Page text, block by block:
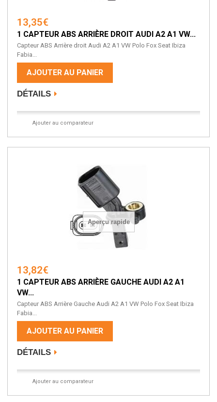
13,35€
1 CAPTEUR ABS ARRIÈRE DROIT AUDI A2 A1 VW...
Capteur ABS Arrière droit Audi A2 A1 VW Polo Fox Seat Ibiza
Fabia...
AJOUTER AU PANIER
DÉTAILS
Ajouter au comparateur
Aperçu rapide
13,82€
1 CAPTEUR ABS ARRIÈRE GAUCHE AUDI A2 A1
VW...
Capteur ABS Arrière Gauche Audi A2 A1 VW Polo Fox Seat Ibiza
Fabia...
AJOUTER AU PANIER
DÉTAILS
Ajouter au comparateur